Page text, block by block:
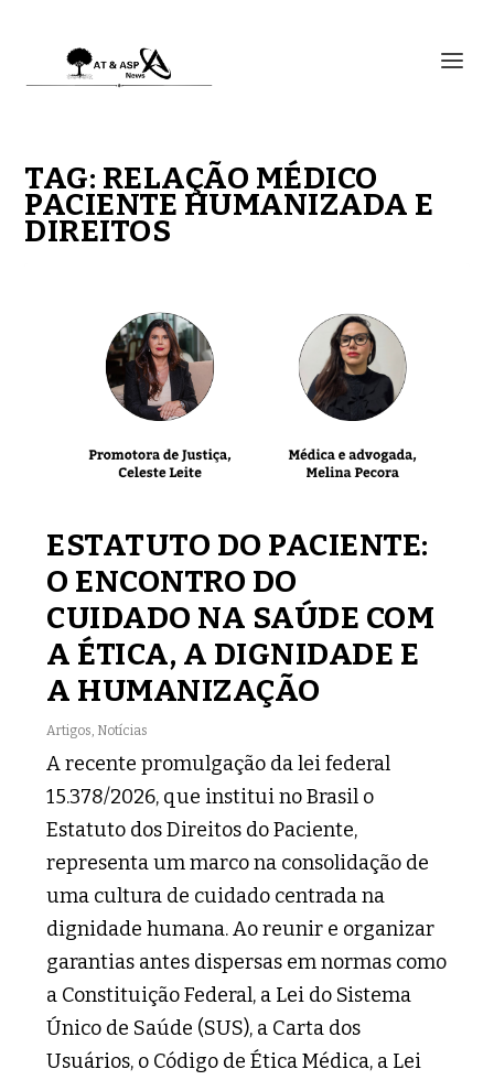
TAG: RELAÇÃO MÉDICO
PACIENTE HUMANIZADA E
DIREITOS
ESTATUTO DO PACIENTE:
O ENCONTRO DO
CUIDADO NA SAÚDE COM
A ÉTICA, A DIGNIDADE E
A HUMANIZAÇÃO
Artigos Notícias
A recente promulgação da lei federal
15.378/2026, que institui no Brasil o
Estatuto dos Direitos do Paciente,
representa um marco na consolidação de
uma cultura de cuidado centrada na
dignidade humana. Ao reunir e organizar
garantias antes dispersas em normas como
a Constituição Federal, a Lei do Sistema
Único de Saúde (SUS), a Carta dos
Usuários, o Código de Ética Médica, a Lei